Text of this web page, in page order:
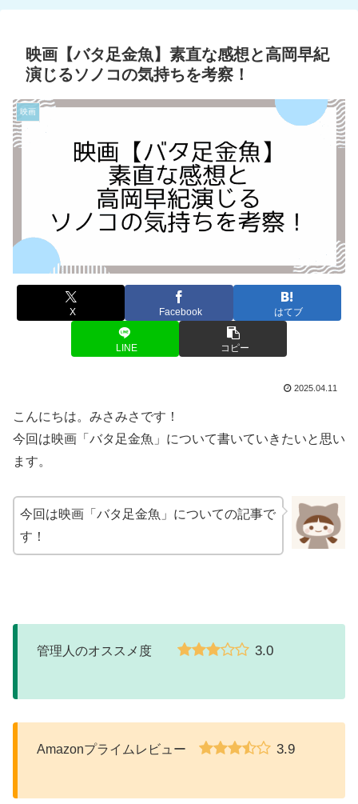
映画【バタ足金魚】素直な感想と高岡早紀
演じるソノコの気持ちを考察！
映画
X Facebook はてブ
LINE コピー
2025.04.11
こんにちは。みさみさです！
今回は映画「バタ足金魚」について書いていきたいと思い
ます。
今回は映画「バタ足金魚」についての記事で
す！
管理人のオススメ度 3.0
Amazonプライムレビュー 3.9